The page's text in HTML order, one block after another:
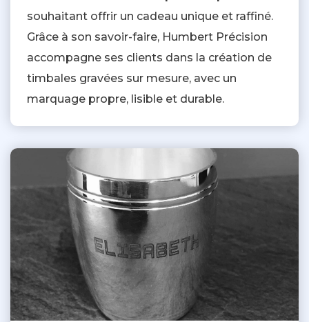
souhaitant offrir un cadeau unique et raffiné.
Grâce à son savoir-faire, Humbert Précision
accompagne ses clients dans la création de
timbales gravées sur mesure, avec un
marquage propre, lisible et durable.